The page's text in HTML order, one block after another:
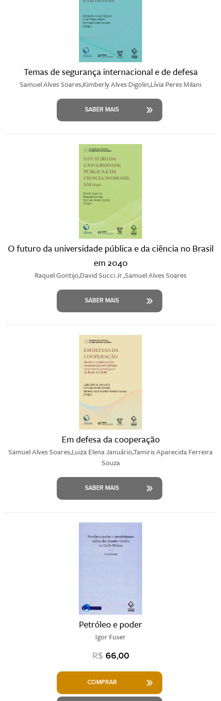
Temas de segurança internacional e de defesa
Samuel Alves Soares,Kimberly Alves Digolin,Lívia Peres Milani
SABER MAIS
O futuro da universidade pública e da ciência no Brasil
em 2040
Raquel Gontijo,David Succi Jr.,Samuel Alves Soares
SABER MAIS
Em defesa da cooperação
Samuel Alves Soares,Luiza Elena Januário,Tamiris Aparecida Ferreira
Souza
SABER MAIS
Petróleo e poder
Igor Fuser
R$ 66,00
COMPRAR